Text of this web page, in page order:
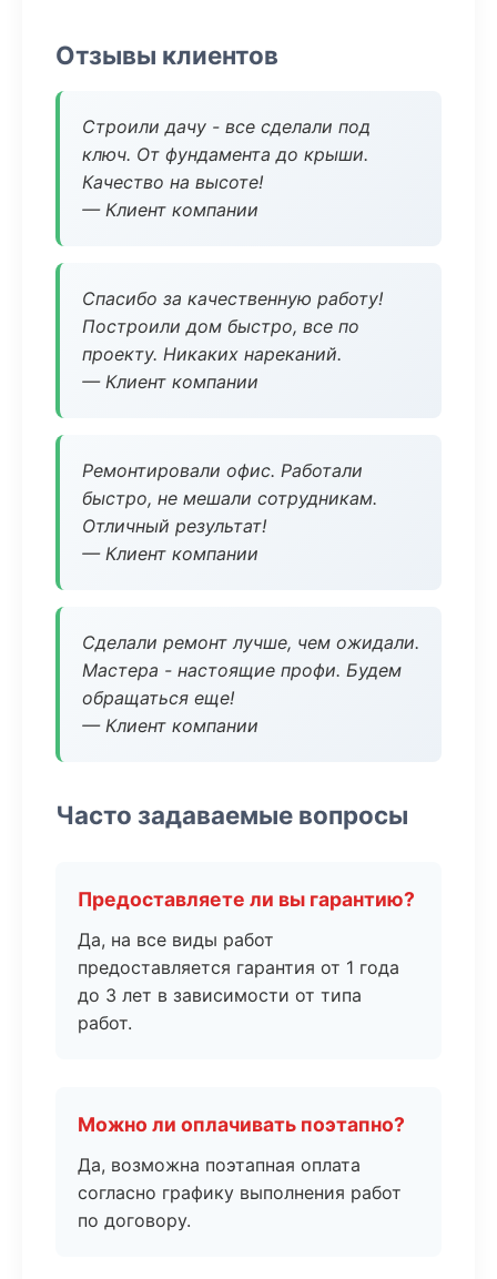
Отзывы клиентов
Строили дачу - все сделали под
ключ. От фундамента до крыши.
Качество на высоте!
— Клиент компании
Спасибо за качественную работу!
Построили дом быстро, все по
проекту. Никаких нареканий.
— Клиент компании
Ремонтировали офис. Работали
быстро, не мешали сотрудникам.
Отличный результат!
— Клиент компании
Сделали ремонт лучше, чем ожидали.
Мастера - настоящие профи. Будем
обращаться еще!
— Клиент компании
Часто задаваемые вопросы
Предоставляете ли вы гарантию?
Да, на все виды работ
предоставляется гарантия от 1 года
до 3 лет в зависимости от типа
работ.
Можно ли оплачивать поэтапно?
Да, возможна поэтапная оплата
согласно графику выполнения работ
по договору.